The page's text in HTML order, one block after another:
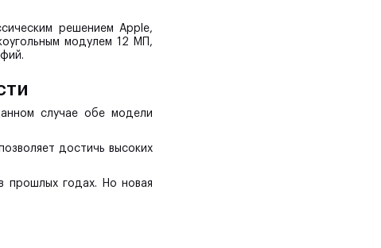
решением Apple,
модулем 12 МП,
случае обе модели
достичь высоких
прошлых годах. Но новая